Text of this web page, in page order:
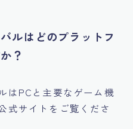
ルはどのプラットフ
？
はPCと主要なゲーム機
式サイトをご覧くださ